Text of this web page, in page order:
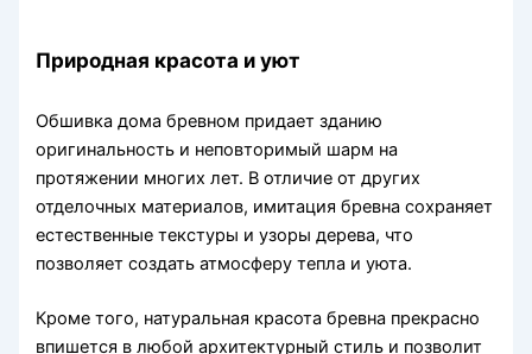
Природная красота и уют
Обшивка дома бревном придает зданию
оригинальность и неповторимый шарм на
протяжении многих лет. В отличие от других
отделочных материалов, имитация бревна сохраняет
естественные текстуры и узоры дерева, что
позволяет создать атмосферу тепла и уюта.
Кроме того, натуральная красота бревна прекрасно
впишется в любой архитектурный стиль и позволит